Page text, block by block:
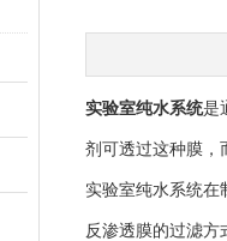
实验室纯水系统是
剂可透过这种膜，
实验室纯水系统在
反渗透膜的过滤方